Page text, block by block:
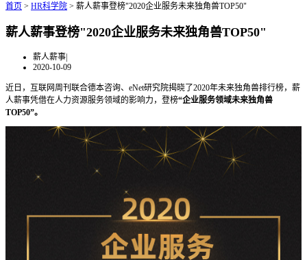
首页 > HR科学院 > 薪人薪事登榜"2020企业服务未来独角兽TOP50"
薪人薪事登榜"2020企业服务未来独角兽TOP50"
薪人薪事|
2020-10-09
近日，互联网周刊联合德本咨询、eNet研究院揭晓了2020年未来独角兽排行榜，薪
人薪事凭借在人力资源服务领域的影响力，登榜“企业服务领域未来独角兽
TOP50”。